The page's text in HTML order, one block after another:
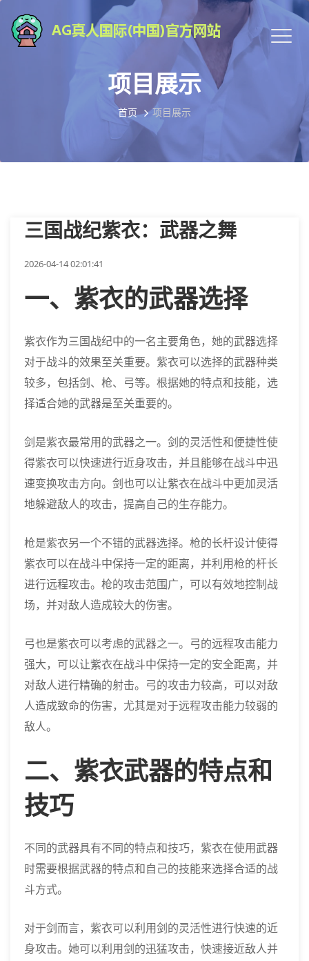
项目展示
首页 项目展示
三国战纪紫衣：武器之舞
2026-04-14 02:01:41
一、紫衣的武器选择
紫衣作为三国战纪中的一名主要角色，她的武器选择
对于战斗的效果至关重要。紫衣可以选择的武器种类
较多，包括剑、枪、弓等。根据她的特点和技能，选
择适合她的武器是至关重要的。
剑是紫衣最常用的武器之一。剑的灵活性和便捷性使
得紫衣可以快速进行近身攻击，并且能够在战斗中迅
速变换攻击方向。剑也可以让紫衣在战斗中更加灵活
地躲避敌人的攻击，提高自己的生存能力。
枪是紫衣另一个不错的武器选择。枪的长杆设计使得
紫衣可以在战斗中保持一定的距离，并利用枪的杆长
进行远程攻击。枪的攻击范围广，可以有效地控制战
场，并对敌人造成较大的伤害。
弓也是紫衣可以考虑的武器之一。弓的远程攻击能力
强大，可以让紫衣在战斗中保持一定的安全距离，并
对敌人进行精确的射击。弓的攻击力较高，可以对敌
人造成致命的伤害，尤其是对于远程攻击能力较弱的
敌人。
二、紫衣武器的特点和
技巧
不同的武器具有不同的特点和技巧，紫衣在使用武器
时需要根据武器的特点和自己的技能来选择合适的战
斗方式。
对于剑而言，紫衣可以利用剑的灵活性进行快速的近
身攻击。她可以利用剑的迅猛攻击，快速接近敌人并